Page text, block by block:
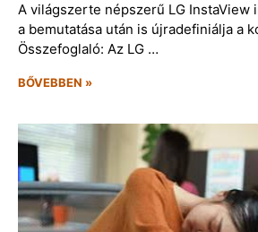
A világszerte népszerű LG InstaView
a bemutatása után is újradefiniálja a
Összefoglaló: Az LG …
BŐVEBBEN »